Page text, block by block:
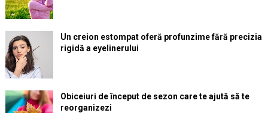
Un creion estompat oferă profunzime fără precizia
rigidă a eyelinerului
Obiceiuri de început de sezon care te ajută să te
reorganizezi